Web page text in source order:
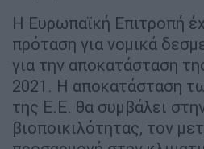
Η Ευρωπαϊκή Επιτροπή
πρόταση για νομικά
για την αποκατάσταση
2021. Η αποκατάσταση
της Ε.Ε. θα συμβάλει
βιοποικιλότητας, τον